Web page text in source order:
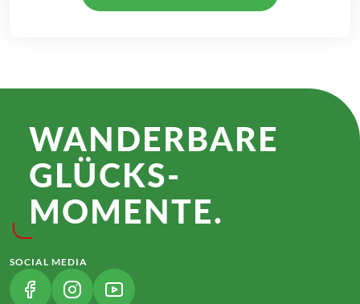
WANDER­BARE
GLÜCKS­
MOMENTE.
SOCIAL MEDIA
(LINK ÖFFNET IN NEUEM TAB)
(LINK ÖFFNET IN NEUEM TAB)
(LINK ÖFFNET IN NEUEM TAB)